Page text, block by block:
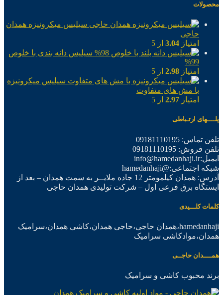
محصولات
سیلیس میکرونیزه همدان
حاجی
امتیاز 3.04 از 5
سیلیس دانه بندی با خلوص
99%
امتیاز 2.98 از 5
سیلیس میکرونیزه
با مش های متفاوت
امتیاز 2.97 از 5
پلــــهای ارتـباطی
تلفن تماس: 09181110195
تلفن فروش: 09181110195
ایمیل:info@hamedanhaji.ir
شبکه اجتماعی:@hamedanhaji
آدرس: همدان کیلمومتر 12 جاده ملایــر به سمت همدان – بعد از
ایستگاه برق فرعی اول – شرکت تولیدی همدان حاجی
کلمات کلـــیدی
hamedanhaji،همدان حاجی،حاجی همدان،کاشی همدان،سرامیک
همدان،موادکاشی سرامیک
همــــدان حاجــی
برند محبوب کاشی و سرامیک